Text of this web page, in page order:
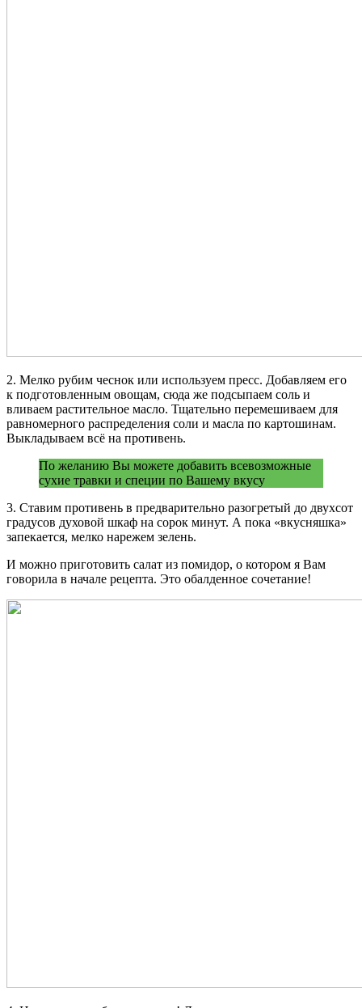
2. Мелко рубим чеснок или используем пресс. Добавляем его
к подготовленным овощам, сюда же подсыпаем соль и
вливаем растительное масло. Тщательно перемешиваем для
равномерного распределения соли и масла по картошинам.
Выкладываем всё на противень.
По желанию Вы можете добавить всевозможные
сухие травки и специи по Вашему вкусу
3. Ставим противень в предварительно разогретый до двухсот
градусов духовой шкаф на сорок минут. А пока «вкусняшка»
запекается, мелко нарежем зелень.
И можно приготовить салат из помидор, о котором я Вам
говорила в начале рецепта. Это обалденное сочетание!